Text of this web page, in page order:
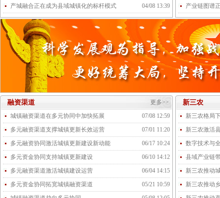
产城融合正在成为县域城镇化的标杆模式
04/08 13:39
产业链图谱
融资渠道
更多>>
城镇融资渠道在多元协同中加快拓展
07/08 12:59
多元融资渠道支撑城镇更新长效运营
07/01 11:20
多元融资协同激活城镇更新建设新动能
06/17 10:24
多元资金协同支持城镇更新建设
06/10 14:12
多元融资渠道激活城镇建设运营
06/04 14:15
多元资金协同拓宽城镇融资渠道
05/21 10:59
新三农
新三农格局
新三农激活
数字技术与
县域产业链
新三农推动
新三农推动